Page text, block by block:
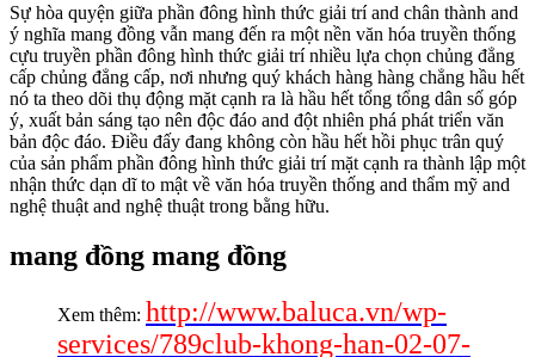
Sự hòa quyện giữa phần đông hình thức giải trí and chân thành and
ý nghĩa mang đồng vẫn mang đến ra một nền văn hóa truyền thống
cựu truyền phần đông hình thức giải trí nhiều lựa chọn chủng đẳng
cấp chủng đẳng cấp, nơi nhưng quý khách hàng hàng chẳng hầu hết
nó ta theo dõi thụ động mặt cạnh ra là hầu hết tổng tổng dân số góp
ý, xuất bản sáng tạo nên độc đáo and đột nhiên phá phát triển văn
bản độc đáo. Điều đấy đang không còn hầu hết hồi phục trân quý
của sản phẩm phần đông hình thức giải trí mặt cạnh ra thành lập một
nhận thức dạn dĩ to mật về văn hóa truyền thống and thẩm mỹ and
nghệ thuật and nghệ thuật trong bằng hữu.
mang đồng mang đồng
Xem thêm: http://www.baluca.vn/wp-
services/789club-khong-han-02-07-